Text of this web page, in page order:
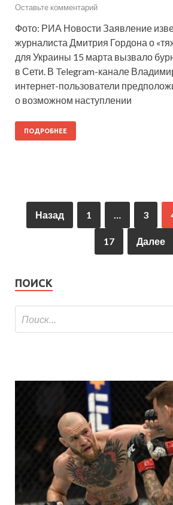
Оставьте комментарий
Фото: РИА Новости Заявление
журналиста Дмитрия Гордона о
для Украины 15 марта вызвало
в Сети. В Telegram-канале
интернет-пользователи
о возможном наступлении
ПОДРОБНЕЕ
Назад 1 … 3
17 Далее
ПОИСК